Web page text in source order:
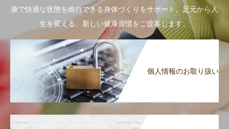
康で快適な状態を維持できる身体づくりをサポート。足元から人
生を変える、新しい健康習慣をご提案します。
個人情報のお取り扱い